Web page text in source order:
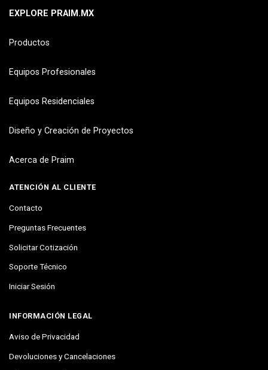
EXPLORE PRAIM.MX
Productos
Equipos Profesionales
Equipos Residenciales
Diseño y Creación de Proyectos
Acerca de Praim
ATENCIÓN AL CLIENTE
Contacto
Preguntas Frecuentes
Solicitar Cotización
Soporte Técnico
Iniciar Sesión
INFORMACIÓN LEGAL
Aviso de Privacidad
Devoluciones y Cancelaciones